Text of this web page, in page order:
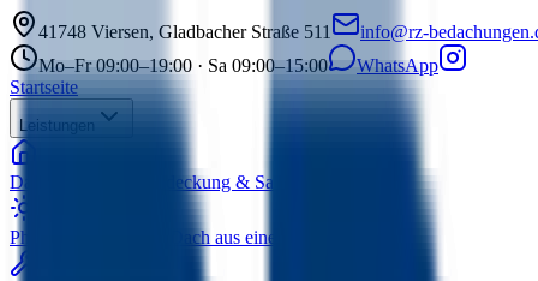
41748 Viersen, Gladbacher Straße 511
info@rz-
Mo–Fr 09:00–19:00 · Sa 09:00–15:00
WhatsApp
Startseite
Leistungen
Dacharbeiten Neueindeckung & Sanierung
Photovoltaik Solar & Dach aus einer Hand